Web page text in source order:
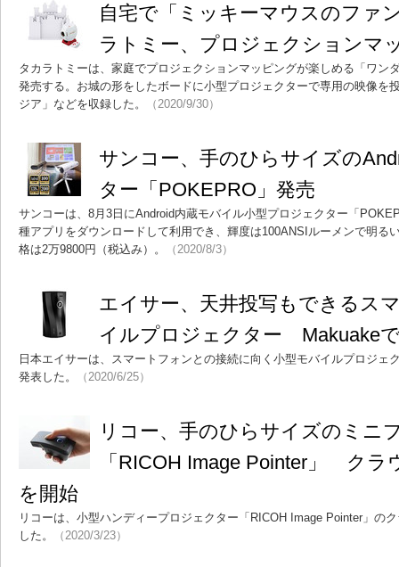
自宅で「ミッキーマウスのフ
ラトミー、プロジェクションマ
タカラトミーは、家庭でプロジェクションマッピングが楽しめる「ワン
発売する。お城の形をしたボードに小型プロジェクターで専用の映像を
ジア」などを収録した。
（2020/9/30）
サンコー、手のひらサイズの
ター「POKEPRO」発売
サンコーは、8月3日にAndroid内蔵モバイル小型プロジェクター「
種アプリをダウンロードして利用でき、輝度は100ANSIルーメンで明る
格は2万9800円（税込み）。
（2020/8/3）
エイサー、天井投写もできるス
イルプロジェクター Makuake
日本エイサーは、スマートフォンとの接続に向く小型モバイルプロジェ
発表した。
（2020/6/25）
リコー、手のひらサイズのミニ
「RICOH Image Pointer」 ク
を開始
リコーは、小型ハンディープロジェクター「RICOH Image Pointer」の
した。
（2020/3/23）